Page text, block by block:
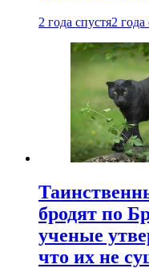
2 года спустя2 года
бродят по
ученые
что их не